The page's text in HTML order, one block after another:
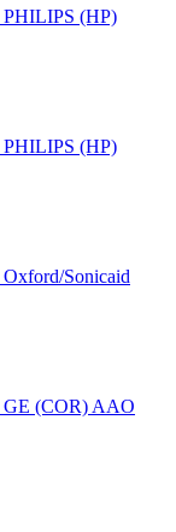
(HP)
(HP)
Sonicaid
(COR) AAO